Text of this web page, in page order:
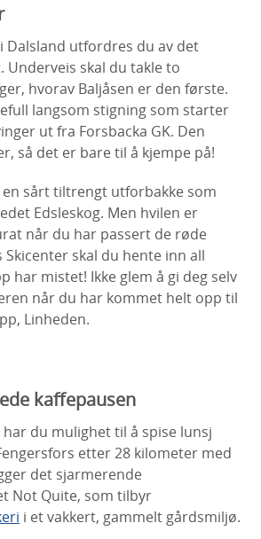
Dalsland utfordres du av det
skal du takle to
hvorav Baljåsen er den første.
langsom stigning som starter
ut fra Forsbacka GK. Den
så det er bare til å kjempe på!
sårt tiltrengt utforbakke som
Edsleskog. Men hvilen er
når du har passert de røde
Skicenter skal du hente inn all
har mistet! Ikke glem å gi deg selv
når du har kommet helt opp til
Linheden.
kaffepausen
har du mulighet til å spise lunsj
etter 28 kilometer med
det sjarmerende
Not Quite, som tilbyr
i et vakkert, gammelt gårdsmiljø.